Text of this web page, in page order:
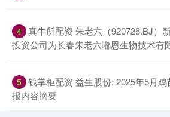
4 真牛所配资 朱老六（920726.BJ）
投资公司为长春朱老六嘟恩生物技术有
5 钱掌柜配资 益生股份: 2025年5月
报内容摘要